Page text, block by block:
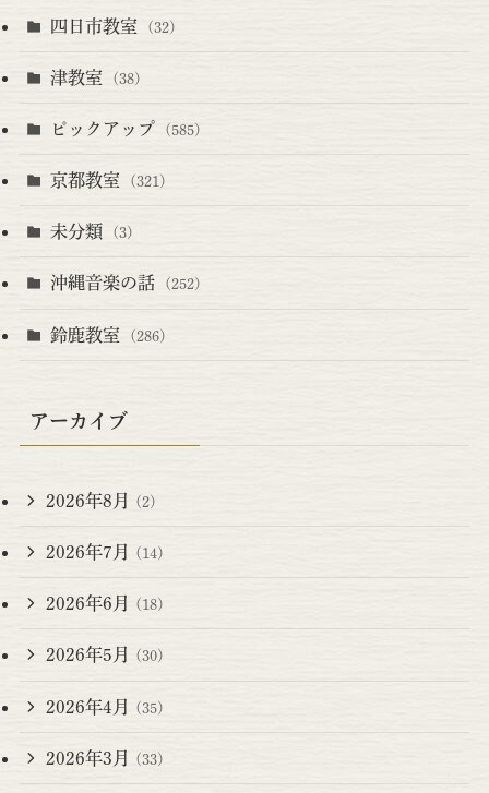
四日市教室 (32)
津教室 (38)
ピックアップ (585)
京都教室 (321)
未分類 (3)
沖縄音楽の話 (252)
鈴鹿教室 (286)
アーカイブ
2026年8月 (2)
2026年7月 (14)
2026年6月 (18)
2026年5月 (30)
2026年4月 (35)
2026年3月 (33)